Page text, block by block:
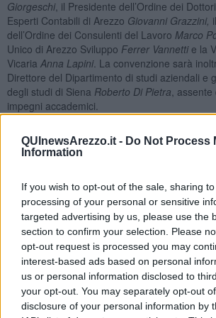
QUInewsArezzo.it - Do Not Process
Information
If you wish to opt-out of the sale, sharing
processing of your personal or sensitive
targeted advertising by us, please use the
section to confirm your selection. Please
opt-out request is processed you may
interest-based ads based on personal
us or personal information disclosed to
your opt-out. You may separately opt-out
disclosure of your personal information by
Giorgeschi, il Presidente dell’Ordine dei
Esperti Contabili di Arezzo Giovanni Grazzini,
dell’Ordine dei Consulenti del Lavoro Marco
Unico di Arezzo Sviluppo Ferrer Vannettie la
Vicaria Anna Lapini. La convenzione sarà
Direttore del Dipartimento di studi aziendali e
degli studi di Siena Roberto Di Pietra ,
impegni accademici.
Alla presentazione del corso erano presenti
corsoMaria Pia Maraghini e Giovanni
dell’Ordine degli Architetti P.P. e C.
Segretario Generale della Camera di
PROGRAMMA
Progr.Data orarioTema
Sostenibilità in
ambito
aziendale:
perché …
La sostenibilità